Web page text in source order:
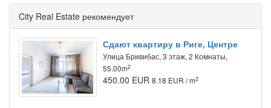
City Real Estate рекомендует
Сдают квартиру в Риге, Центре
Улица Бривибас, 3 этаж, 2 Комнаты,
55.00m2
450.00 EUR 8.18 EUR / m2